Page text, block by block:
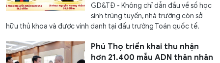
GD&TĐ - Không chỉ dẫn đầu về số học
sinh trúng tuyển, nhà trường còn sở
hữu thủ khoa và được vinh danh tại đấu trường Toán quốc tế.
Phú Thọ triển khai thu nhận
hơn 21.400 mẫu ADN thân nhân